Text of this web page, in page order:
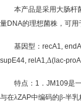
本产品是采用大肠杆
量DNA的理想菌株，可用
基因型： recA1,
supE44, relA1,Δ(lac-
特点： 1 ． JM109是
与在λZAP中编码的β-半乳